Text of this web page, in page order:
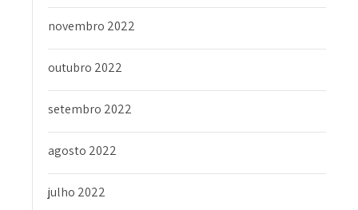
novembro 2022
outubro 2022
setembro 2022
agosto 2022
julho 2022